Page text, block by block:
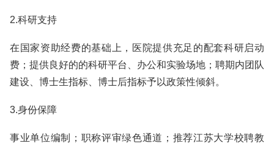
2.科研支持
在国家资助经费的基础上，医院提供充足的配套科研启动
费；提供良好的的科研平台、办公和实验场地；聘期内团队
建设、博士生指标、博士后指标予以政策性倾斜。
3.身份保障
事业单位编制；职称评审绿色通道；推荐江苏大学校聘教